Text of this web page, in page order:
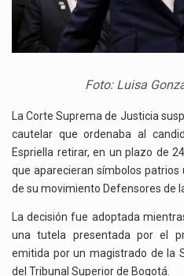
A
Foto: Luisa
La Corte Suprema de Justicia
cautelar que ordenaba al
Espriella retirar, en un plazo de
que aparecieran símbolos
de su movimiento Defensores de
La decisión fue adoptada
una tutela presentada por el
emitida por un magistrado de la
del Tribunal Superior de Bogotá.